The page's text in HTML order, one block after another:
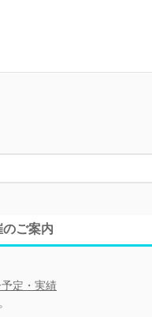
ご案内
定・実績